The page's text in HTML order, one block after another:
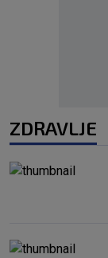
ZDRAVLJE